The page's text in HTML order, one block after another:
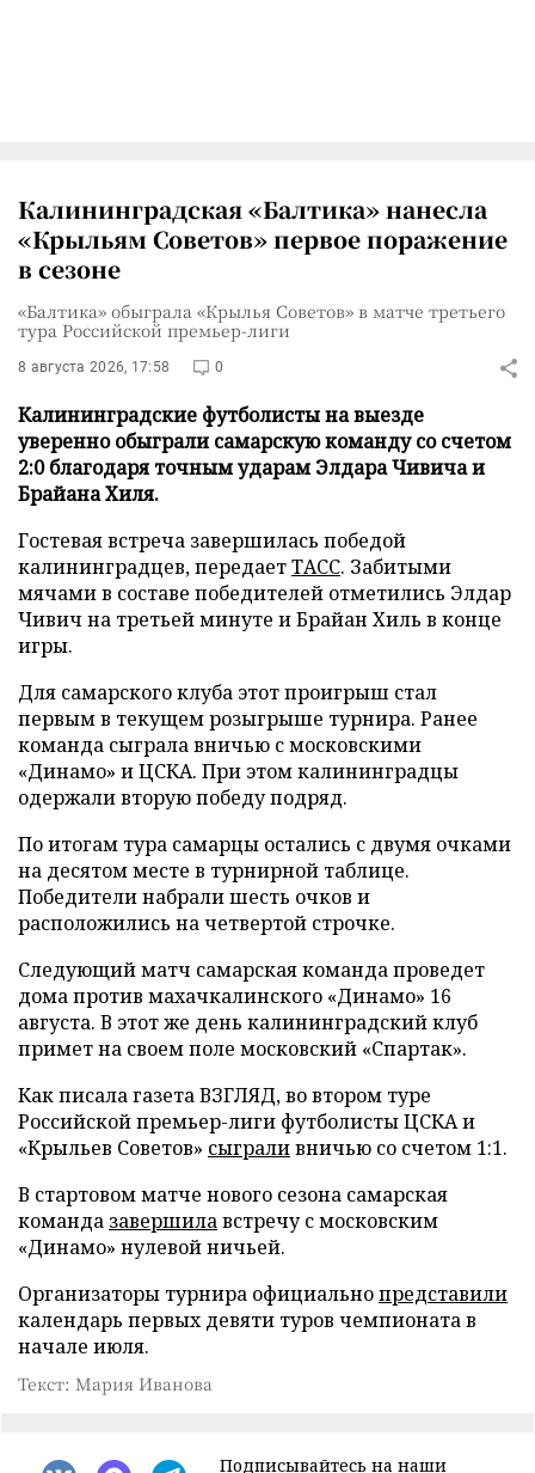
Калининградская «Балтика» нанесла
«Крыльям Советов» первое поражение
в сезоне
«Балтика» обыграла «Крылья Советов» в матче третьего
тура Российской премьер-лиги
8 августа 2026, 17:58 0
Калининградские футболисты на выезде
уверенно обыграли самарскую команду со счетом
2:0 благодаря точным ударам Элдара Чивича и
Брайана Хиля.
Гостевая встреча завершилась победой
калининградцев, передаетТАСС. Забитыми
мячами в составе победителей отметились Элдар
Чивич на третьей минуте и Брайан Хиль в конце
игры.
Для самарского клуба этот проигрыш стал
первым в текущем розыгрыше турнира. Ранее
команда сыграла вничью с московскими
«Динамо» и ЦСКА. При этом калининградцы
одержали вторую победу подряд.
По итогам тура самарцы остались с двумя очками
на десятом месте в турнирной таблице.
Победители набрали шесть очков и
расположились на четвертой строчке.
Следующий матч самарская команда проведет
дома против махачкалинского «Динамо» 16
августа. В этот же день калининградский клуб
примет на своем поле московский «Спартак».
Как писала газета ВЗГЛЯД, во втором туре
Российской премьер-лиги футболисты ЦСКА и
«Крыльев Советов» сыграливничью со счетом 1:1.
В стартовом матче нового сезона самарская
команда завершилавстречу с московским
«Динамо» нулевой ничьей.
Организаторы турнира официальнопредставили
календарь первых девяти туров чемпионата в
начале июля.
Текст: Мария Иванова
Подписывайтесь на наши